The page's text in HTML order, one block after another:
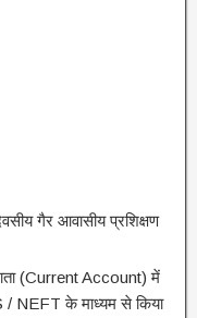
गैर आवासीय प्रशिक्षण
(Current Account) में
/ NEFT के माध्यम से किया